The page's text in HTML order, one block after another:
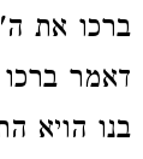
ברכו את
דאמר
בנו הויא